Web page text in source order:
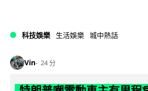
科技娛樂 生活娛樂 城中熱話
Vin 24 分